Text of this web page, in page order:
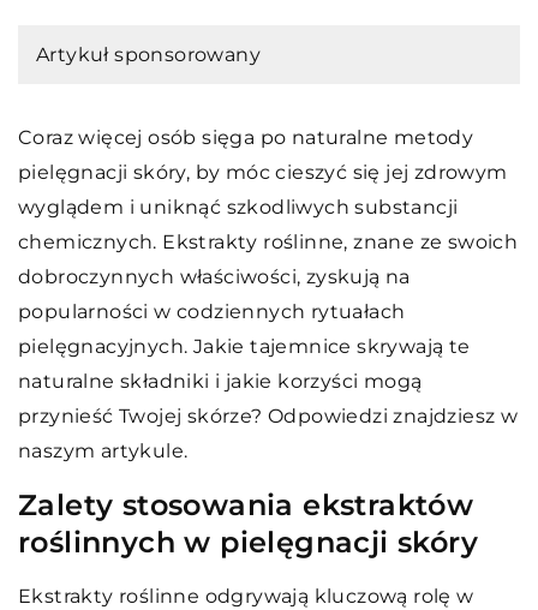
Artykuł sponsorowany
Coraz więcej osób sięga po naturalne metody
pielęgnacji skóry, by móc cieszyć się jej zdrowym
wyglądem i uniknąć szkodliwych substancji
chemicznych. Ekstrakty roślinne, znane ze swoich
dobroczynnych właściwości, zyskują na
popularności w codziennych rytuałach
pielęgnacyjnych. Jakie tajemnice skrywają te
naturalne składniki i jakie korzyści mogą
przynieść Twojej skórze? Odpowiedzi znajdziesz w
naszym artykule.
Zalety stosowania ekstraktów
roślinnych w pielęgnacji skóry
Ekstrakty roślinne odgrywają kluczową rolę w